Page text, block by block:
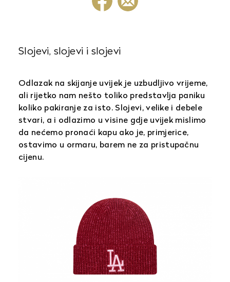
Slojevi, slojevi i slojevi
Odlazak na skijanje uvijek je uzbudljivo vrijeme,
ali rijetko nam nešto toliko predstavlja paniku
koliko pakiranje za isto. Slojevi, velike i debele
stvari, a i odlazimo u visine gdje uvijek mislimo
da nećemo pronaći kapu ako je, primjerice,
ostavimo u ormaru, barem ne za pristupačnu
cijenu.